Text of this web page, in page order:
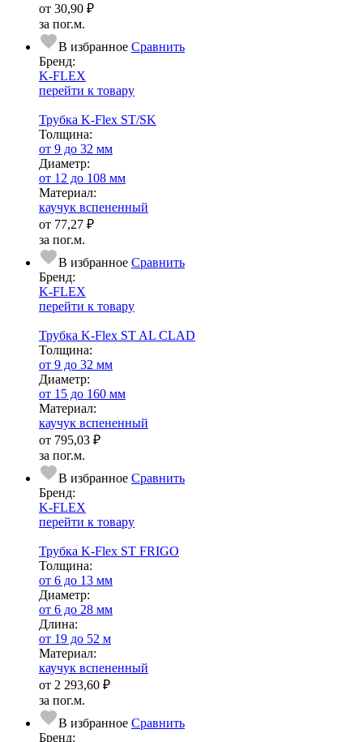
от 30,90 ₽
за пог.м.
В избранное Сравнить
Бренд:
K-FLEX
перейти к товару
Трубка K-Flex ST/SK
Тол­щи­на:
от 9 до 32 мм
Диаметр:
от 12 до 108 мм
Ма­­те­­ри­­ал:
каучук вспененный
от 77,27 ₽
за пог.м.
В избранное Сравнить
Бренд:
K-FLEX
перейти к товару
Трубка K-Flex ST AL CLAD
Тол­щи­на:
от 9 до 32 мм
Диаметр:
от 15 до 160 мм
Ма­­те­­ри­­ал:
каучук вспененный
от 795,03 ₽
за пог.м.
В избранное Сравнить
Бренд:
K-FLEX
перейти к товару
Трубка K-Flex ST FRIGO
Тол­щи­на:
от 6 до 13 мм
Диаметр:
от 6 до 28 мм
Длина:
от 19 до 52 м
Ма­­те­­ри­­ал:
каучук вспененный
от 2 293,60 ₽
за пог.м.
В избранное Сравнить
Бренд: